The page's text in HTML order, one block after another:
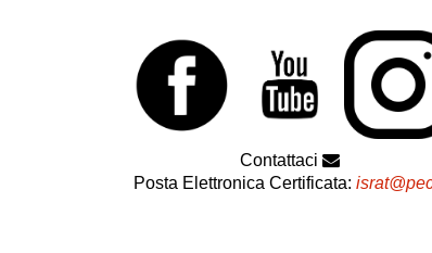
Contattaci
Posta Elettronica Certificata: